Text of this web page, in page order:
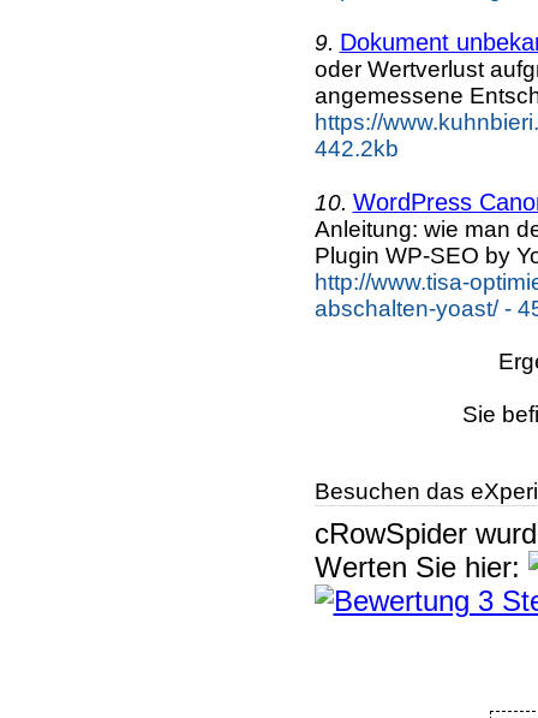
9. Dokument
oder Wertverlust
angemessene
https://
442.2kb
10. WordPress
Anleitung: wie man
Plugin WP-SEO by
http://www.tisa-
abschalten-yoast/ -
Sie
Besuchen das
cRowSpider
Werten Sie hier: